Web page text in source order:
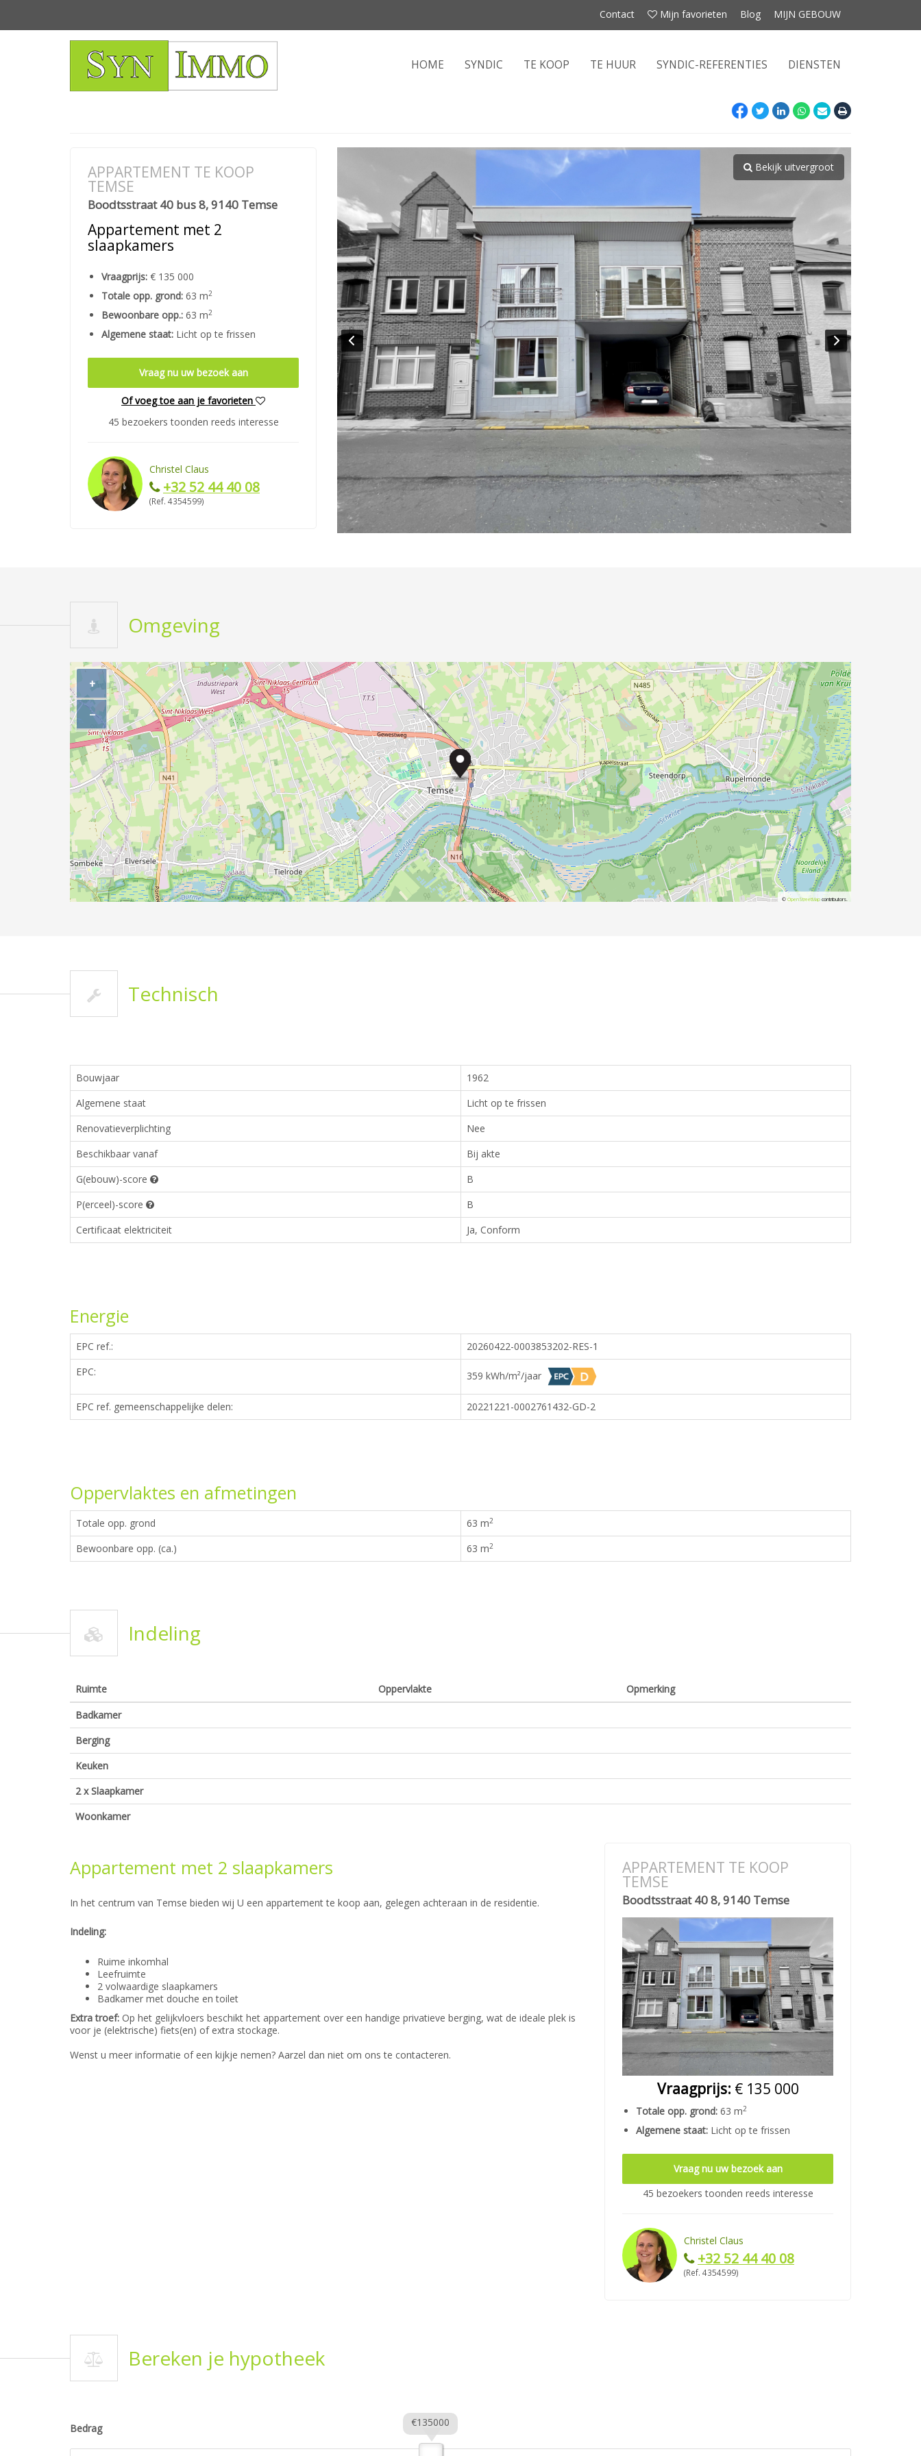
Contact Mijn favorieten Blog MIJN GEBOUW
HOME SYNDIC TE KOOP TE HUUR SYNDIC-REFERENTIES DIENSTEN
Bekijk uitvergroot
APPARTEMENT TE KOOP
TEMSE
Boodtsstraat 40 bus 8, 9140 Temse
Appartement met 2
slaapkamers
Vraagprijs: € 135 000
Totale opp. grond: 63 m2
Bewoonbare opp.: 63 m2
Algemene staat: Licht op te frissen
Vraag nu uw bezoek aan
Of voeg toe aan je favorieten
45 bezoekers toonden reeds interesse
Christel Claus
+32 52 44 40 08
(Ref. 4354599)
Omgeving
+
−
© OpenStreetMapcontributors.
Technisch
Bouwjaar
1962
Algemene staat
Licht op te frissen
Renovatieverplichting
Nee
Beschikbaar vanaf
Bij akte
G(ebouw)-score
B
P(erceel)-score
B
Certificaat elektriciteit
Ja, Conform
Energie
EPC ref.:
20260422-0003853202-RES-1
EPC:
359 kWh/m²/jaar
EPC ref. gemeenschappelijke delen: 20221221-0002761432-GD-2
Oppervlaktes en afmetingen
Totale opp. grond 63 m2
Bewoonbare opp. (ca.) 63 m2
Indeling
Ruimte Oppervlakte
Opmerking
Badkamer
Berging
Keuken
2 x Slaapkamer
Woonkamer
Appartement met 2 slaapkamers
In het centrum van Temse bieden wij U een appartement te koop aan, gelegen achteraan in de residentie.
Indeling:
Ruime inkomhal
Leefruimte
2 volwaardige slaapkamers
Badkamer met douche en toilet
Extra troef: Op het gelijkvloers beschikt het appartement over een handige privatieve berging, wat de ideale plek is
voor je (elektrische) fiets(en) of extra stockage.
Wenst u meer informatie of een kijkje nemen? Aarzel dan niet om ons te contacteren.
APPARTEMENT TE KOOP
TEMSE
Boodtsstraat 40 8, 9140 Temse
Vraagprijs: € 135 000
Totale opp. grond: 63 m2
Algemene staat: Licht op te frissen
Vraag nu uw bezoek aan
45 bezoekers toonden reeds interesse
Christel Claus
+32 52 44 40 08
(Ref. 4354599)
Bereken je hypotheek
Bedrag €135000